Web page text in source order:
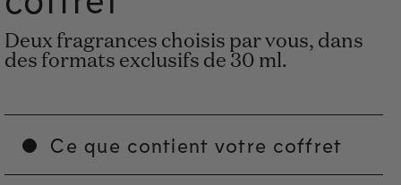
Deux fragrances choisis par vous, dans
des formats exclusifs de 30 ml.
Ce que contient votre coffret